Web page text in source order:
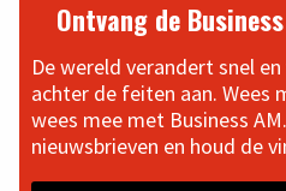
Ontvang de
De wereld verandert snel
achter de feiten aan. Wees
wees mee met Business
nieuwsbrieven en houd de